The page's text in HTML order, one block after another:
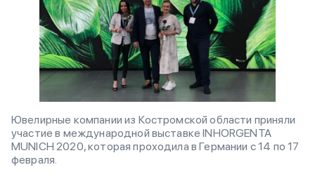
Ювелирные компании из Костромской области приняли
участие в международной выставке INHORGENTA
MUNICH 2020, которая проходила в Германии c 14 по 17
февраля.